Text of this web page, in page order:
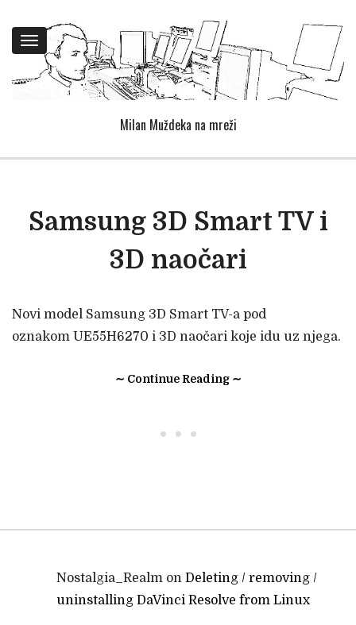
Toggle
navigation
Milan Muždeka na mreži
Samsung 3D Smart TV i
3D naočari
Novi model Samsung 3D Smart TV-a pod
oznakom UE55H6270 i 3D naočari koje idu uz njega.
∼ Continue Reading ∼
• • •
Nostalgia_Realm on Deleting / removing /
uninstalling DaVinci Resolve from Linux